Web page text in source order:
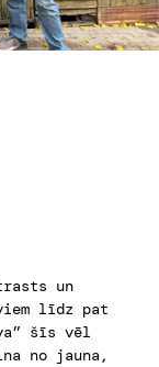
un
līdz pat
šīs vēl
no jauna,